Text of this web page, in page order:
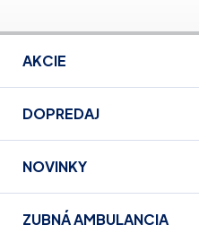
AKCIE
DOPREDAJ
NOVINKY
ZUBNÁ AMBULANCIA